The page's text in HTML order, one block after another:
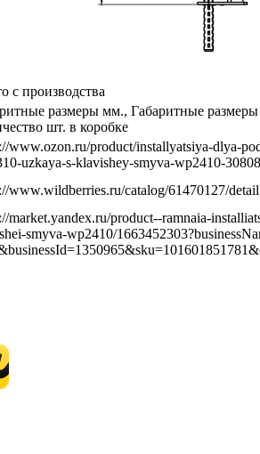
с производства
размеры мм., Габаритные
шт. в коробке
www.ozon.ru/product/installyatsiya-dlya-
uzkaya-s-klavishey-smyva-wp2410-
www.wildberries.ru/catalog/61470127/
market.yandex.ru/product--ramnaia-
smyva-wp2410/